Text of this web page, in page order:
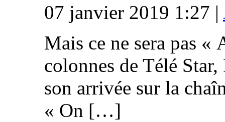
07 janvier 2019 1:27 |
Mais ce ne sera pas «
colonnes de Télé
son arrivée sur la
« On […]